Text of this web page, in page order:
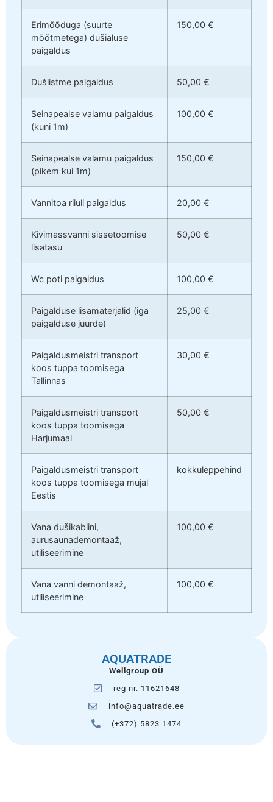
Erimõõduga (suurte
mõõtmetega) dušialuse
paigaldus
150,00 €
Dušiistme paigaldus 50,00 €
Seinapealse valamu paigaldus
(kuni 1m)
100,00 €
Seinapealse valamu paigaldus
(pikem kui 1m)
150,00 €
Vannitoa riiuli paigaldus 20,00 €
Kivimassvanni sissetoomise
lisatasu
50,00 €
Wc poti paigaldus 100,00 €
Paigalduse lisamaterjalid (iga
paigalduse juurde)
25,00 €
Paigaldusmeistri transport
koos tuppa toomisega
Tallinnas
30,00 €
Paigaldusmeistri transport
koos tuppa toomisega
Harjumaal
50,00 €
Paigaldusmeistri transport
koos tuppa toomisega mujal
Eestis
kokkuleppehind
Vana dušikabiini,
aurusaunademontaaž,
utiliseerimine
100,00 €
Vana vanni demontaaž,
utiliseerimine
100,00 €
AQUATRADE
Wellgroup OÜ
reg nr. 11621648
info@aquatrade.ee
(+372) 5823 1474